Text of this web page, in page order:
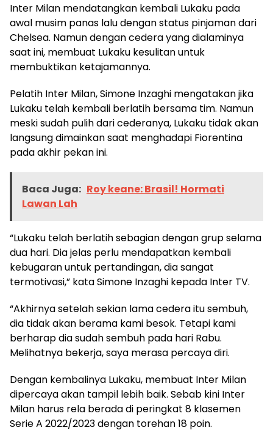
Inter Milan mendatangkan kembali Lukaku pada
awal musim panas lalu dengan status pinjaman dari
Chelsea. Namun dengan cedera yang dialaminya
saat ini, membuat Lukaku kesulitan untuk
membuktikan ketajamannya.
Pelatih Inter Milan, Simone Inzaghi mengatakan jika
Lukaku telah kembali berlatih bersama tim. Namun
meski sudah pulih dari cederanya, Lukaku tidak akan
langsung dimainkan saat menghadapi Fiorentina
pada akhir pekan ini.
Baca Juga: Roy keane: Brasil! Hormati
Lawan Lah
“Lukaku telah berlatih sebagian dengan grup selama
dua hari. Dia jelas perlu mendapatkan kembali
kebugaran untuk pertandingan, dia sangat
termotivasi,” kata Simone Inzaghi kepada Inter TV.
“Akhirnya setelah sekian lama cedera itu sembuh,
dia tidak akan berama kami besok. Tetapi kami
berharap dia sudah sembuh pada hari Rabu.
Melihatnya bekerja, saya merasa percaya diri.
Dengan kembalinya Lukaku, membuat Inter Milan
dipercaya akan tampil lebih baik. Sebab kini Inter
Milan harus rela berada di peringkat 8 klasemen
Serie A 2022/2023 dengan torehan 18 poin.